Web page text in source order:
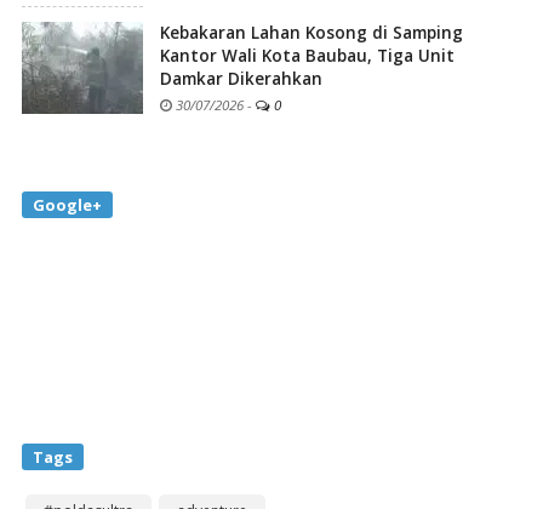
Kebakaran Lahan Kosong di Samping
Kantor Wali Kota Baubau, Tiga Unit
Damkar Dikerahkan
30/07/2026 - 0
Google+
Tags